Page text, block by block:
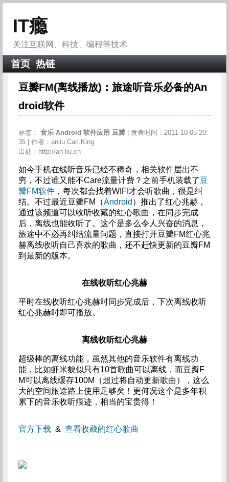
IT瘾
关注互联网、科技、编程等技术
首页 热链
豆瓣FM(离线播放)：旅途听音乐必备的An
droid软件
标签： 音乐 Android 软件应用 豆瓣
| 发表时间：2011-10-05 20:
35 | 作者：anliu Carl.King
出处：http://an-liu.cn
如今手机在线听音乐已经不稀奇，相关软件层出不
穷，不过谁又能不Care流量计费？之前手机装载了豆
瓣FM软件，每次都会找着WIFI才会听歌曲，很是纠
结。不过最近豆瓣FM（Android ）推出了红心兆赫，
通过该频道可以收听收藏的红心歌曲，在同步完成
后，离线也能收听了。这个是多么令人兴奋的消息，
旅途中不必再纠结流量问题，直接打开豆瓣FM红心兆
赫离线收听自己喜欢的歌曲，还不赶快更新的豆瓣FM
到最新的版本。
在线收听红心兆赫
平时在线收听红心兆赫时同步完成后，下次离线收听
红心兆赫时即可播放。
离线收听红心兆赫
超级棒的离线功能，虽然其他的音乐软件有离线功
能，比如虾米貌似只有10首歌曲可以离线，而豆瓣F
M可以离线缓存100M（超过将自动更新歌曲），这么
大的空间旅途路上使用足够矣！更何况这个是多年积
累下的音乐收听痕迹，相当的宝贵得！
官方下载 & 查看收藏的红心歌曲